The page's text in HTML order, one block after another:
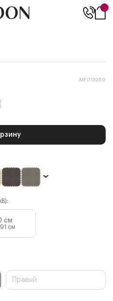
MF013250
см
см
Правый